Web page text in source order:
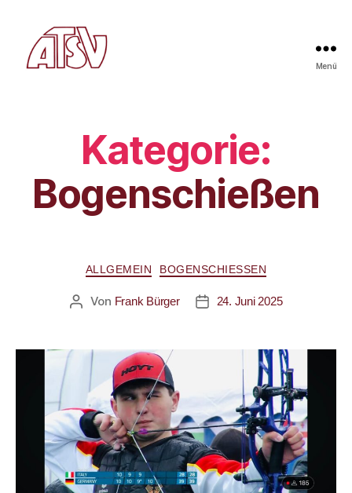
Menü
Kategorie:
Bogenschießen
ALLGEMEIN BOGENSCHIESSEN
Von Frank Bürger 24. Juni 2025